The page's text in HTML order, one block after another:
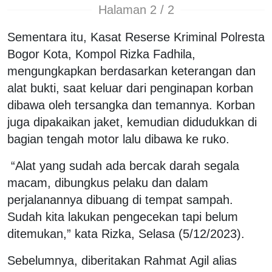
Halaman 2 / 2
Sementara itu, Kasat Reserse Kriminal Polresta
Bogor Kota, Kompol Rizka Fadhila,
mengungkapkan berdasarkan keterangan dan
alat bukti, saat keluar dari penginapan korban
dibawa oleh tersangka dan temannya. Korban
juga dipakaikan jaket, kemudian didudukkan di
bagian tengah motor lalu dibawa ke ruko.
“Alat yang sudah ada bercak darah segala
macam, dibungkus pelaku dan dalam
perjalanannya dibuang di tempat sampah.
Sudah kita lakukan pengecekan tapi belum
ditemukan,” kata Rizka, Selasa (5/12/2023).
Sebelumnya, diberitakan Rahmat Agil alias